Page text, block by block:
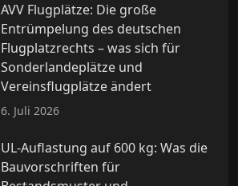
AVV Flugplätze: Die große
Entrümpelung des deutschen
Flugplatzrechts – was sich für
Sonderlandeplätze und
Vereinsflugplätze ändert
6. Juli 2026
UL-Auflastung auf 600 kg: Was die
Bauvorschriften für